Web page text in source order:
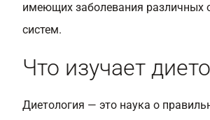
имеющих заболевания различных
систем.
Что изучает
Диетология — это наука о